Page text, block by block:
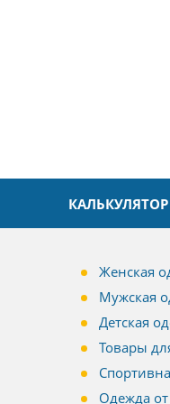
КАЛЬКУЛЯТОР
Женская
Мужская
Детская
Товары
Одежда